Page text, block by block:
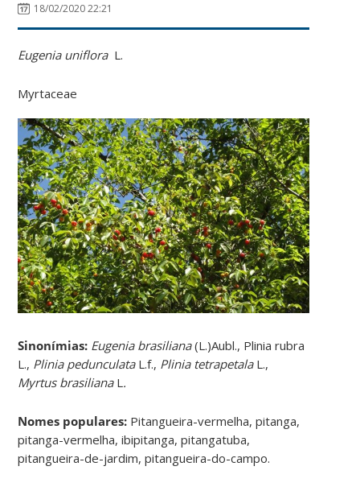
18/02/2020 22:21
Eugenia unifloraL.
Myrtaceae
Sinonímias: Eugenia brasiliana(L.)Aubl., Plinia rubra
L., Plinia pedunculataL.f., Plinia tetrapetalaL.,
Myrtus brasilianaL .
Nomes populares: Pitangueira-vermelha, pitanga,
pitanga-vermelha, ibipitanga, pitangatuba,
pitangueira-de-jardim, pitangueira-do-campo.